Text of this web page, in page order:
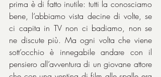
prima è di fatto inutile: tutti la conosciamo
bene, l’abbiamo vista decine di volte, se
ci capita in TV non ci badiamo, non se
ne discute più. Ma ogni volta che viene
sott’occhio è innegabile andare con il
pensiero all’avventura di un giovane attore